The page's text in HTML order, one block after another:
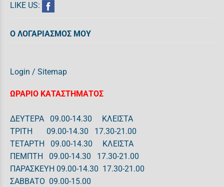
LIKE US:
Ο ΛΟΓΑΡΙΑΣΜΟΣ ΜΟΥ
Login / Sitemap
ΩΡΑΡΙΟ ΚΑΤΑΣΤΗΜΑΤΟΣ
ΔΕΥΤΕΡΑ 09.00-14.30 ΚΛΕΙΣΤΑ
ΤΡΙΤΗ 09.00-14.30 17.30-21.00
ΤΕΤΑΡΤΗ 09.00-14.30 ΚΛΕΙΣΤΑ
ΠΕΜΠΤΗ 09.00-14.30 17.30-21.00
ΠΑΡΑΣΚΕΥΗ 09.00-14.30 17.30-21.00
ΣΑΒΒΑΤΟ 09.00-15.00